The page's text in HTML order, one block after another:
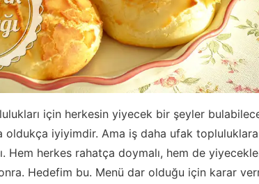
için herkesin yiyecek bir şeyler
oldukça iyiyimdir. Ama iş daha ufak
Hem herkes rahatça doymalı, hem de
Hedefim bu. Menü dar olduğu için karar